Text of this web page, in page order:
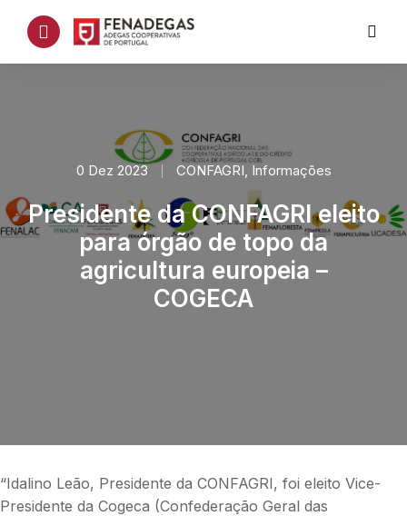
0 Dez 2023 CONFAGRI, Informações
Presidente da CONFAGRI eleito
para órgão de topo da
agricultura europeia –
COGECA
“Idalino Leão, Presidente da CONFAGRI, foi eleito Vice-
Presidente da Cogeca (Confederação Geral das